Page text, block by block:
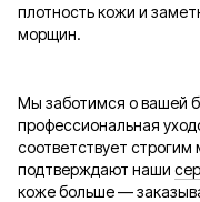
плотность кожи и
морщин.
Мы заботимся о вашей
профессиональная
соответствует
подтверждают наши
коже больше —